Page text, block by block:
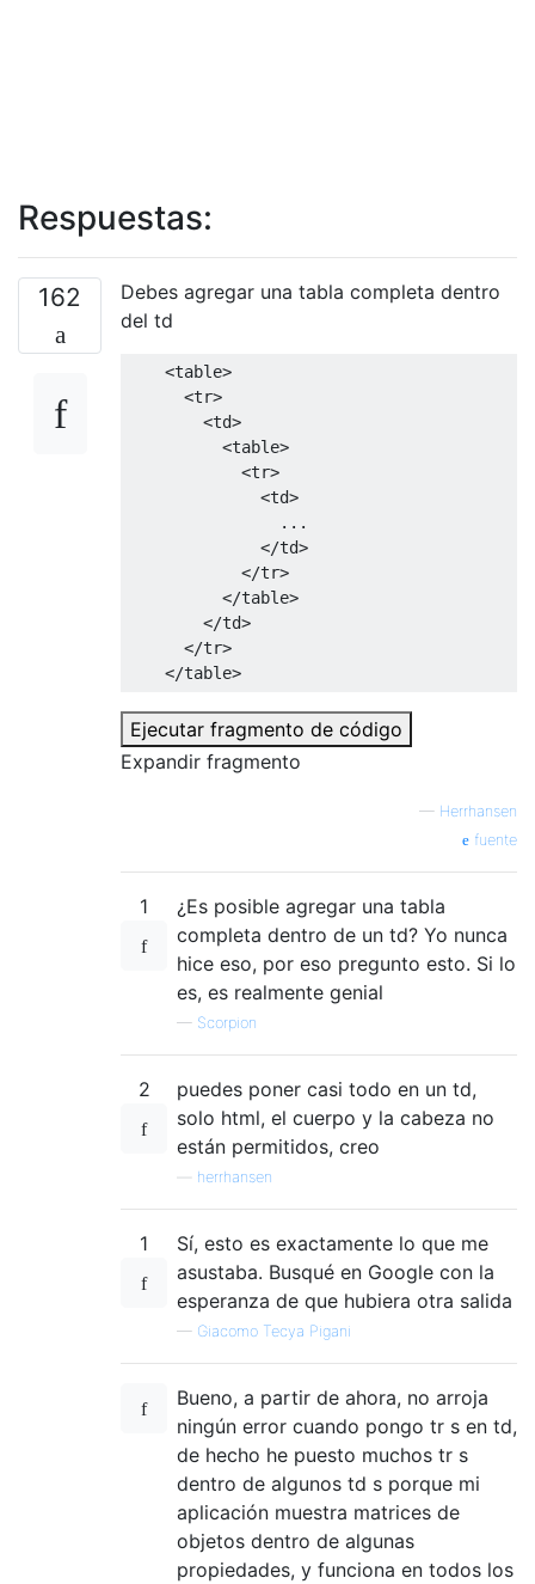
Respuestas:
162
Debes agregar una tabla completa dentro
del td
<table>
<tr>
<td>
<table>
<tr>
<td>
                ...
</td>
</tr>
</table>
</td>
</tr>
</table>
Ejecutar fragmento de código
Expandir fragmento
— Herrhansen
fuente
1
¿Es posible agregar una tabla
completa dentro de un td? Yo nunca
hice eso, por eso pregunto esto. Si lo
es, es realmente genial
— Scorpion
2
puedes poner casi todo en un td,
solo html, el cuerpo y la cabeza no
están permitidos, creo
herrhansen
1
Sí, esto es exactamente lo que me
asustaba. Busqué en Google con la
esperanza de que hubiera otra salida
— Giacomo Tecya Pigani
Bueno, a partir de ahora, no arroja
ningún error cuando pongo tr s en td,
de hecho he puesto muchos tr s
dentro de algunos td s porque mi
aplicación muestra matrices de
objetos dentro de algunas
propiedades, y funciona en todos los